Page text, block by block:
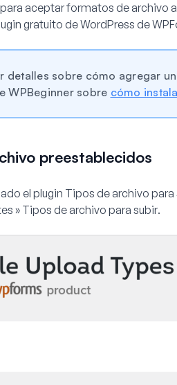
aceptar formatos de archivo
gratuito de WordPress de
detalles sobre cómo agregar
WPBeginner sobre cómo
preestablecidos
el plugin Tipos de archivo
» Tipos de archivo para subir.